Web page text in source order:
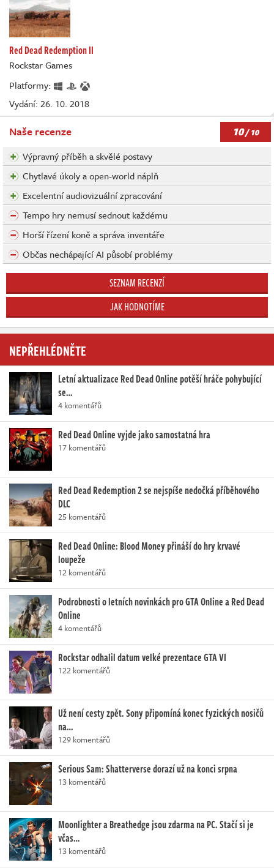
Red Dead Redemption II
Rockstar Games
Platformy:
Vydání: 26. 10. 2018
Naše recenze 10/ 10
Výpravný příběh a skvělé postavy
Chytlavé úkoly a open-world náplň
Excelentní audiovizuální zpracování
Tempo hry nemusí sednout každému
Horší řízení koně a správa inventáře
Občas nechápající AI působí problémy
SEZNAM RECENZÍ
JAK HODNOTÍME
NEPŘEHLÉDNĚTE
Letní aktualizace Red Dead Online potěší hráče pohybující
se…
4 komentářů
Red Dead Online vyjde jako samostatná hra
17 komentářů
Red Dead Redemption 2 se nejspíše nedočká příběhového
DLC
25 komentářů
Red Dead Online: Blood Money přináší do hry krvavé
loupeže
12 komentářů
Podrobnosti o letních novinkách pro GTA Online a Red Dead
Online
4 komentářů
Rockstar odhalil datum velké prezentace GTA VI
122 komentářů
Už není cesty zpět. Sony připomíná konec fyzických nosičů
na…
129 komentářů
Serious Sam: Shatterverse dorazí už na konci srpna
13 komentářů
Moonlighter a Breathedge jsou zdarma na PC. Stačí si je
včas…
13 komentářů